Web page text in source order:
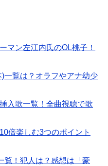
マン左江内氏のOL桃子！
一覧は？オラフやアナ幼少
入歌一覧！全曲視聴で歌
倍楽しむ3つのポイント
覧！犯人は？感想は「豪